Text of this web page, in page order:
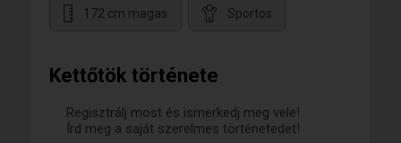
Kettőtök története
Regisztrálj most és ismerkedj meg vele!
Írd meg a saját szerelmes történetedet!
172 cm magas Sportos